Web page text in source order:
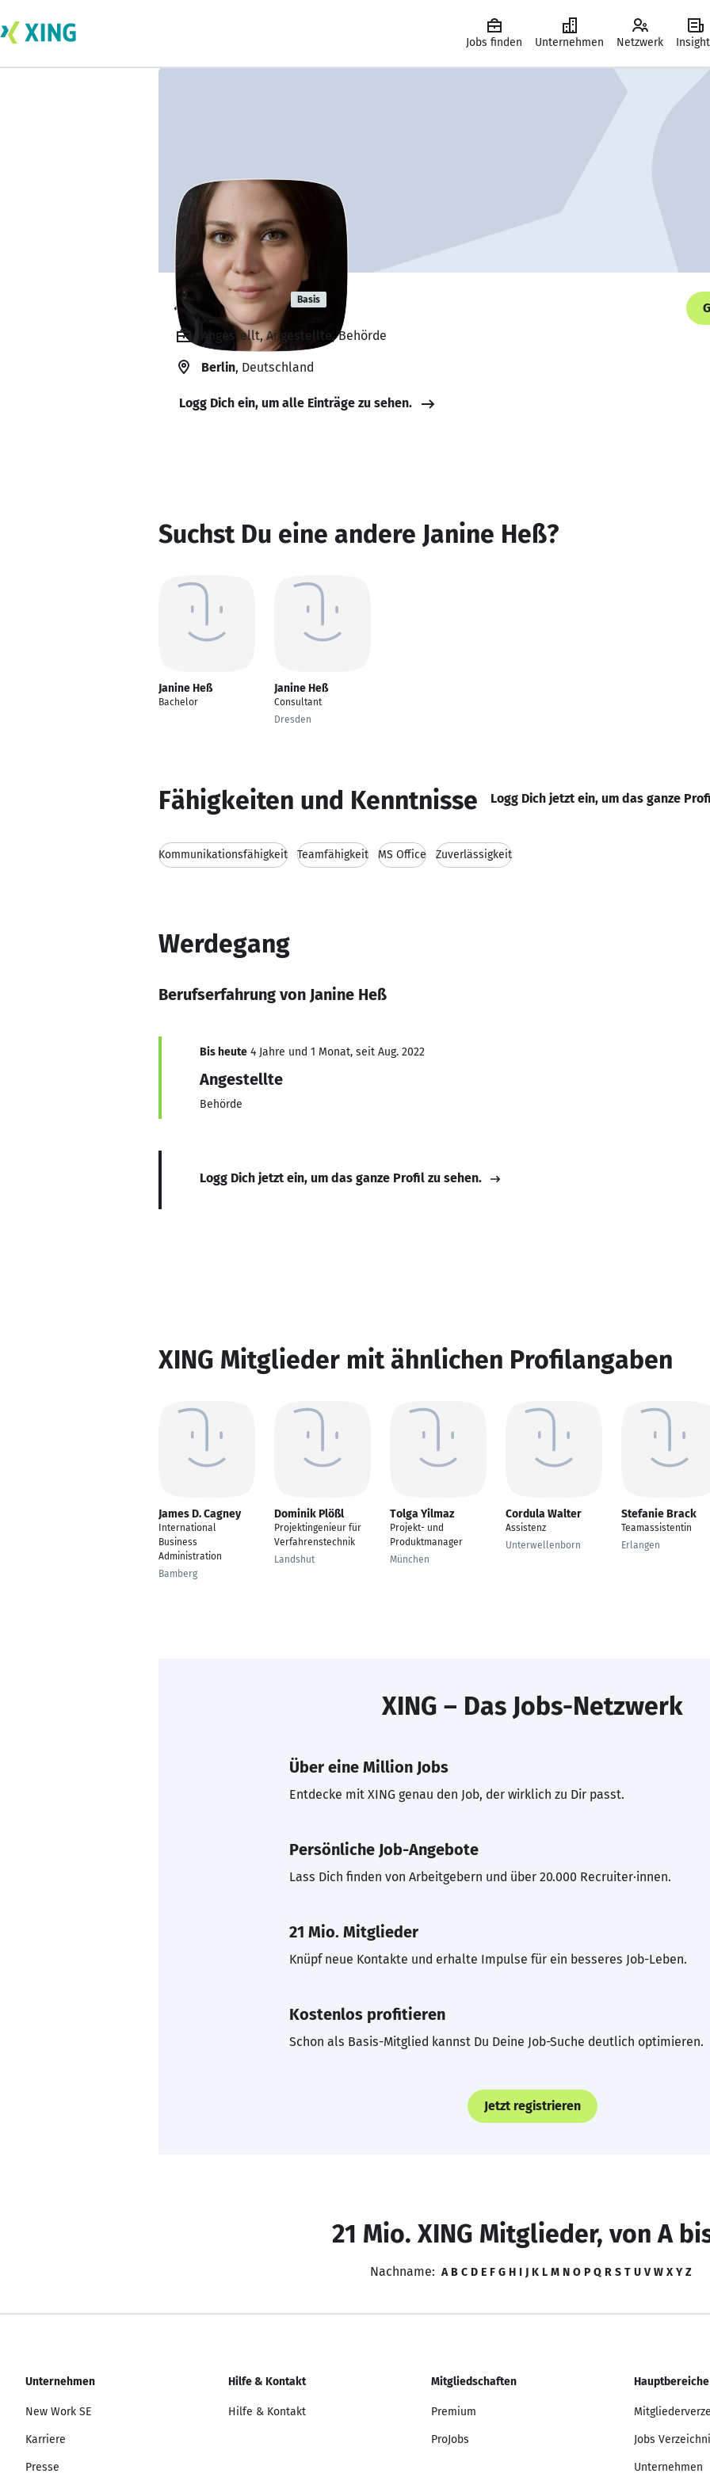
Jobs finden Unternehmen Netzwerk
Janine Heß Basis
Angestellt, Angestellte, Behörde
Berlin, Deutschland
Logg Dich ein, um alle Einträge zu sehen.
Suchst Du eine andere Janine Heß?
Janine Heß
Bachelor
Janine Heß
Consultant
Dresden
Fähigkeiten und Kenntnisse Logg Dich jetzt ein, um das ganze
Kommunikationsfähigkeit Teamfähigkeit MS Office Zuverlässigkeit
Werdegang
Berufserfahrung von Janine Heß
Bis heute 4 Jahre und 1 Monat, seit Aug. 2022
Angestellte
Behörde
Logg Dich jetzt ein, um das ganze Profil zu sehen.
XING Mitglieder mit ähnlichen Profilangaben
James D. Cagney
International
Business
Administration
Bamberg
Dominik Plößl
Projektingenieur für
Verfahrenstechnik
Landshut
Tolga Yilmaz
Projekt- und
Produktmanager
München
Cordula Walter
Assistenz
Unterwellenborn
Stefanie Brack
Teamassistentin
Erlangen
XING – Das Jobs-Netzwerk
Über eine Million Jobs
Entdecke mit XING genau den Job, der wirklich zu Dir passt.
Persönliche Job-Angebote
Lass Dich finden von Arbeitgebern und über 20.000 Recruiter·innen.
21 Mio. Mitglieder
Knüpf neue Kontakte und erhalte Impulse für ein besseres Job-Leben.
Kostenlos profitieren
Schon als Basis-Mitglied kannst Du Deine Job-Suche deutlich optimieren.
Jetzt registrieren
21 Mio. XING Mitglieder, von A
Nachname: A B C D E F G H I J K L M N O P Q R S T U V W X Y Z
Unternehmen
New Work SE
Karriere
Presse
Hilfe & Kontakt
Hilfe & Kontakt
Mitgliedschaften
Premium
ProJobs
Hauptbereiche
Jobs
Unternehmen